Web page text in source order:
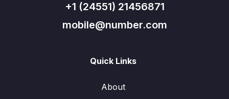
+1 (24551) 21456871
mobile@number.com
Quick Links
About